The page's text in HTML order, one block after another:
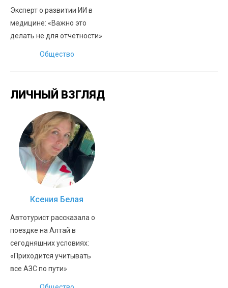
Эксперт о развитии ИИ в
медицине: «Важно это
делать не для отчетности»
Общество
ЛИЧНЫЙ ВЗГЛЯД
Ксения Белая
Автотурист рассказала о
поездке на Алтай в
сегодняшних условиях:
«Приходится учитывать
все АЗС по пути»